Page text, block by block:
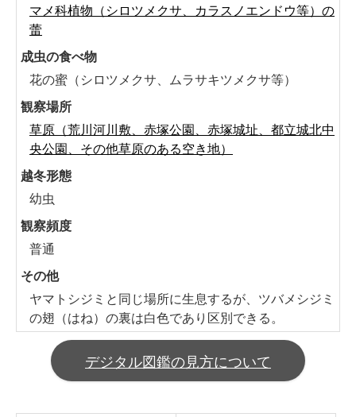
マメ科植物（シロツメクサ、カラスノエンドウ等）の
蕾
成虫の食べ物
花の蜜（シロツメクサ、ムラサキツメクサ等）
観察場所
草原（荒川河川敷、赤塚公園、赤塚城址、都立城北中
央公園、その他草原のある空き地）
越冬形態
幼虫
観察頻度
普通
その他
ヤマトシジミと同じ場所に生息するが、ツバメシジミ
の翅（はね）の裏は白色であり区別できる。
デジタル図鑑の見方について